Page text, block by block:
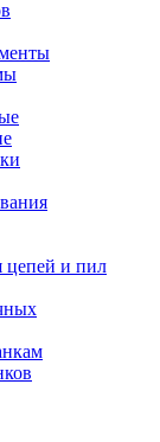
цепей и пил